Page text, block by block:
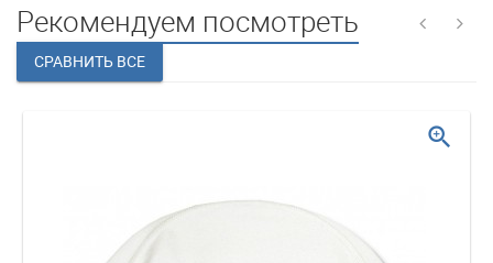
Рекомендуем посмотреть
zoom_in